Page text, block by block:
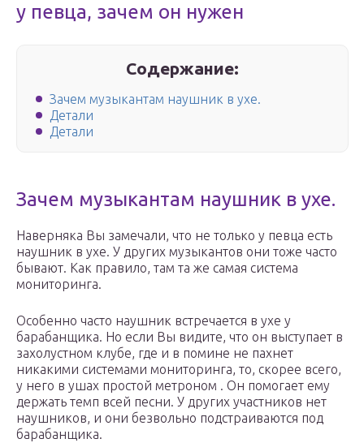
у певца, зачем он нужен
Содержание:
Зачем музыкантам наушник в ухе.
Детали
Детали
Зачем музыкантам наушник в ухе.
Наверняка Вы замечали, что не только у певца есть
наушник в ухе. У других музыкантов они тоже часто
бывают. Как правило, там та же самая система
мониторинга.
Особенно часто наушник встречается в ухе у
барабанщика. Но если Вы видите, что он выступает в
захолустном клубе, где и в помине не пахнет
никакими системами мониторинга, то, скорее всего,
у него в ушах простой метроном . Он помогает ему
держать темп всей песни. У других участников нет
наушников, и они безвольно подстраиваются под
барабанщика.